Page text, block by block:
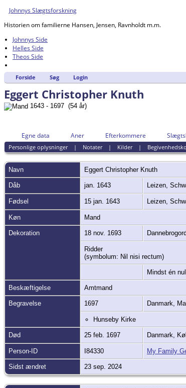
Johnnys Slægtsforskning
Historien om familierne Hansen, Jensen, Ravnholdt m.m.
Johnnys Side
Helles Side
Theos Side
Forside Søg Login
Eggert Christopher Knuth
1643 - 1697 (54 år)
Egne data Aner Efterkommere
Personlige oplysninger| Notater| Kilder|
Navn Eggert Christopher Knuth
Dåb jan. 1643 Leizen,
Fødsel 15 jan. 1643 Leizen,
Køn Mand
Dekoration 18 nov. 1693
Ridder
(symbolum: Nil nisi rectum)
Mindst én
Beskæftigelse Amtmand
Begravelse 1697 Danmark,
Hunseby Kirke
Død 25 feb. 1697 Danmark,
Person-ID I84330 My Family
Sidst ændret 23 sep. 2024